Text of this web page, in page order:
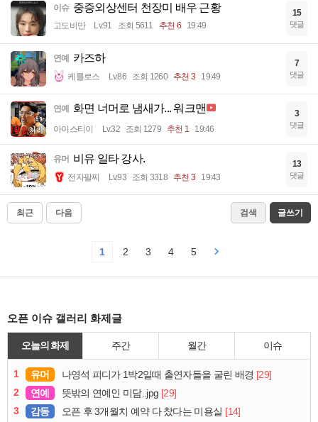
이슈 중증외상센터 천장미 배우 근황
고도비만 Lv.91 조회 5611 추천 6 19:49
15
댓글
연예 카즈하
케를로스 Lv.86 조회 1260 추천 3 19:49
7
댓글
연예 화면 너머로 냄새가... 워크맨
아이스티이 Lv.32 조회 1279 추천 1 19:46
3
댓글
유머 비유 일타 강사.
전자팔찌 Lv.93 조회 3318 추천 3 19:43
13
댓글
최근 다음 검색 글쓰기
1 2 3 4 5
오픈 이슈 갤러리 화제글
오늘의 화제 주간 월간 이슈
1 유머 나영석 피디가 1박2일때 출연자들을 굴린 배경 [29]
2
연예 뜻밖의 연예인 미담..jpg [29]
3
감동 오픈 후 3개월치 예약 다 찼다는 미용실 [14]